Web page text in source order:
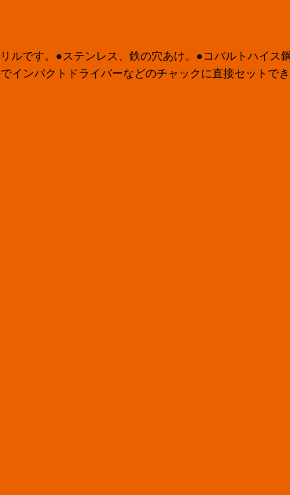
ルです。●ステンレス、鉄の穴あけ。●コバルトハイス
ンパクトドライバーなどのチャックに直接セットで